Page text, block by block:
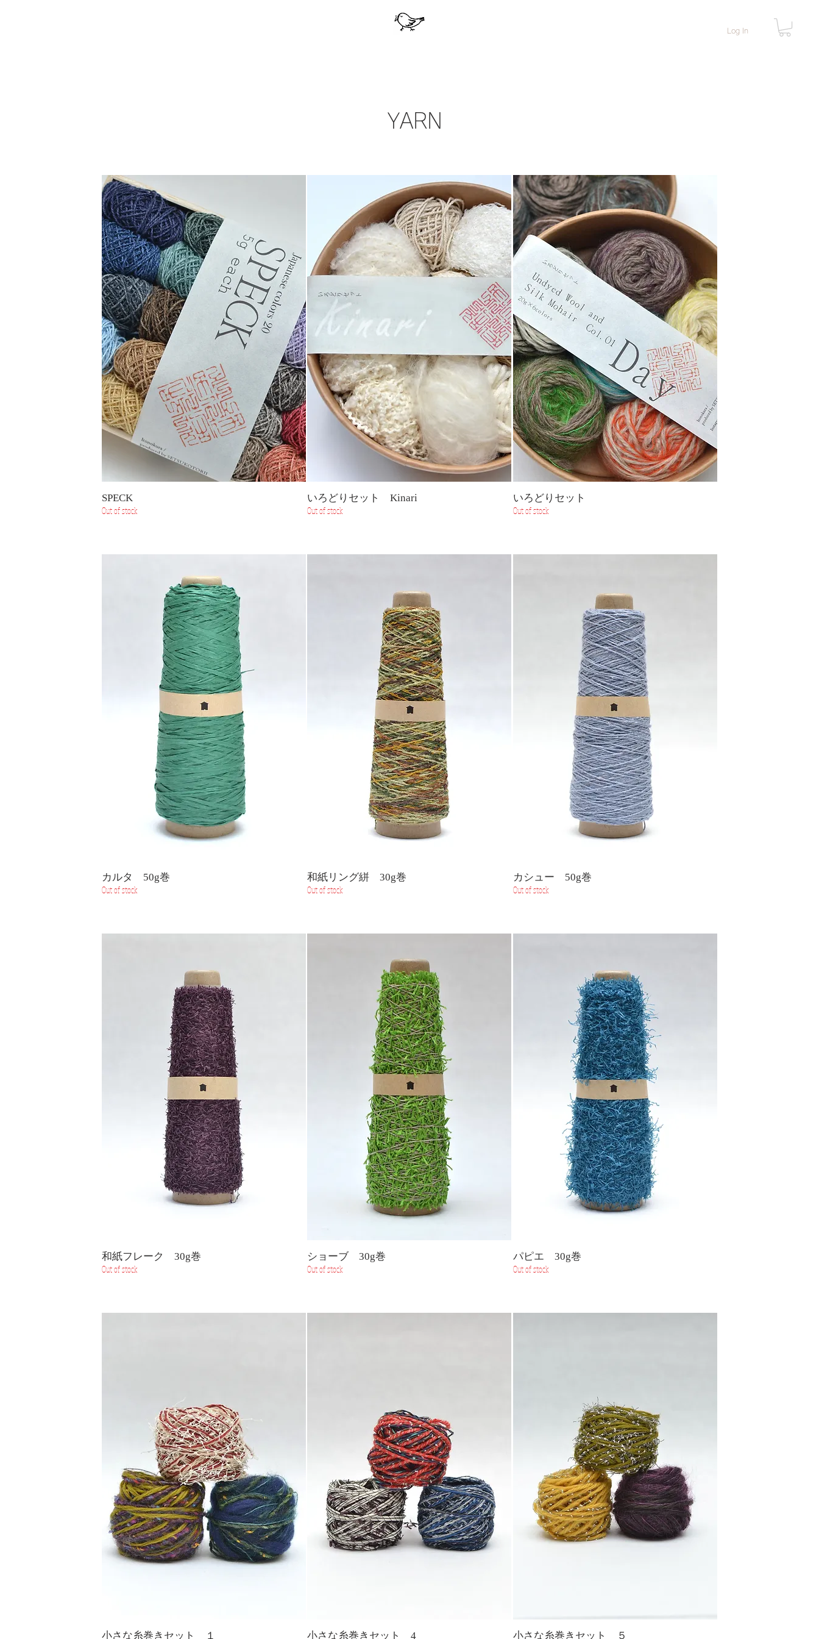
Log In
​YARN
SPECK
Out of stock
いろどりセット Kinari
Out of stock
いろどりセット
Out of stock
カルタ 50g巻
Out of stock
和紙リング絣 30g巻
Out of stock
カシュー 50g巻
Out of stock
和紙フレーク 30g巻
Out of stock
ショーブ 30g巻
Out of stock
パピエ 30g巻
Out of stock
小さな糸巻きセット １ 小さな糸巻きセット 4 小さな糸巻きセット ５